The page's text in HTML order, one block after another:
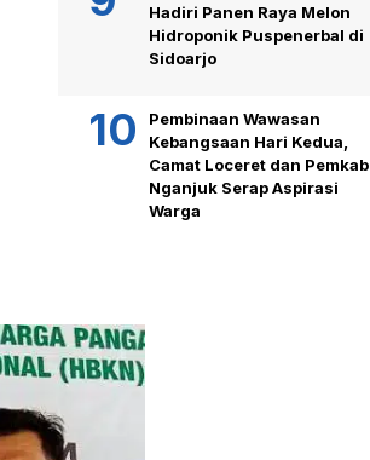
Hadiri Panen Raya Melon
Hidroponik Puspenerbal di
Sidoarjo
Pembinaan Wawasan
Kebangsaan Hari Kedua,
Camat Loceret dan Pemkab
Nganjuk Serap Aspirasi
Warga